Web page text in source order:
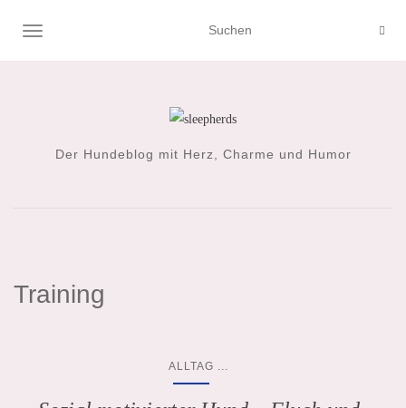
NAVIGATION UMSCHALTEN
Der Hundeblog mit Herz, Charme und Humor
Training
ALLTAG